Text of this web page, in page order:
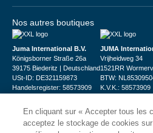
Nos autres boutiques
Juma International B.V.
Königsborner Straße 26a
39175 Biederitz | Deutschland
USt-ID: DE321159873
Handelsregister: 58573909
JUMA
Vrijheidweg 34
1521RR
BTW:
K.V.K.: 58573909
En cliquant sur « Accepter tous les
acceptez le stockage de cookies